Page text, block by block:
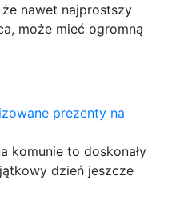
że nawet najprostszy
może mieć ogromną
prezenty na
komunie to doskonały
dzień jeszcze